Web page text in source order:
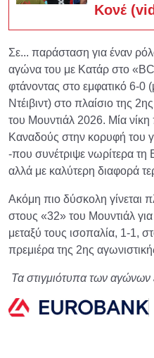
Κονέ
Σε... παράσταση για έναν
αγώνα του με Κατάρ στο
φτάνοντας στο εμφατικό 6-0
Ντέιβιντ) στο πλαίσιο της
του Μουντιάλ 2026. Μία
Καναδούς στην κορυφή του
-που συνέτριψε νωρίτερα τη
αλλά με καλύτερη διαφορά
Ακόμη πιο δύσκολη γίνεται
στους «32» του Μουντιάλ
μεταξύ τους ισοπαλία, 1-1,
πρεμιέρα της 2ης
Τα στιγμιότυπα των